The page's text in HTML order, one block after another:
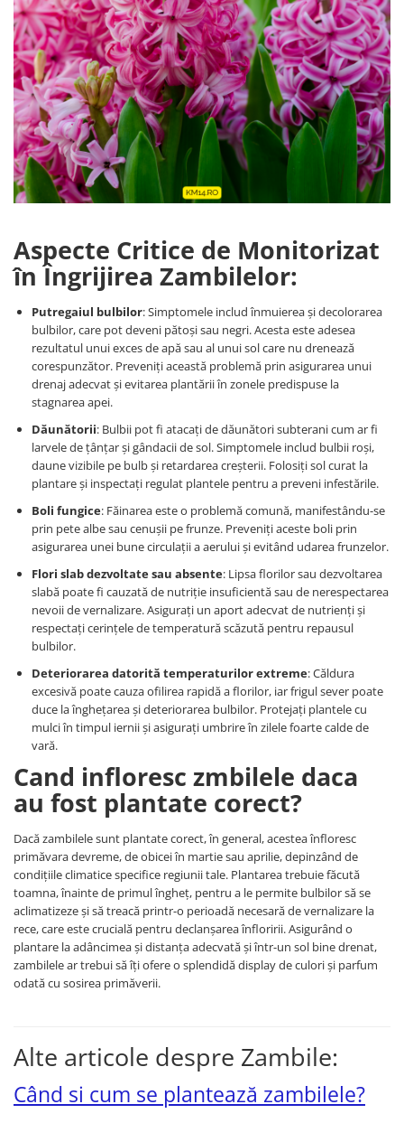
Aspecte Critice de Monitorizat
în Îngrijirea Zambilelor:
Putregaiul bulbilor: Simptomele includ înmuierea și decolorarea
bulbilor, care pot deveni pătoși sau negri. Acesta este adesea
rezultatul unui exces de apă sau al unui sol care nu drenează
corespunzător. Preveniți această problemă prin asigurarea unui
drenaj adecvat și evitarea plantării în zonele predispuse la
stagnarea apei.
Dăunătorii: Bulbii pot fi atacați de dăunători subterani cum ar fi
larvele de țânțar și gândacii de sol. Simptomele includ bulbii roși,
daune vizibile pe bulb și retardarea creșterii. Folosiți sol curat la
plantare și inspectați regulat plantele pentru a preveni infestările.
Boli fungice: Făinarea este o problemă comună, manifestându-se
prin pete albe sau cenușii pe frunze. Preveniți aceste boli prin
asigurarea unei bune circulații a aerului și evitând udarea frunzelor.
Flori slab dezvoltate sau absente: Lipsa florilor sau dezvoltarea
slabă poate fi cauzată de nutriție insuficientă sau de nerespectarea
nevoii de vernalizare. Asigurați un aport adecvat de nutrienți și
respectați cerințele de temperatură scăzută pentru repausul
bulbilor.
Deteriorarea datorită temperaturilor extreme: Căldura
excesivă poate cauza ofilirea rapidă a florilor, iar frigul sever poate
duce la înghețarea și deteriorarea bulbilor. Protejați plantele cu
mulci în timpul iernii și asigurați umbrire în zilele foarte calde de
vară.
Cand infloresc zmbilele daca
au fost plantate corect?
Dacă zambilele sunt plantate corect, în general, acestea înfloresc
primăvara devreme, de obicei în martie sau aprilie, depinzând de
condițiile climatice specifice regiunii tale. Plantarea trebuie făcută
toamna, înainte de primul îngheț, pentru a le permite bulbilor să se
aclimatizeze și să treacă printr-o perioadă necesară de vernalizare la
rece, care este crucială pentru declanșarea înfloririi. Asigurând o
plantare la adâncimea și distanța adecvată și într-un sol bine drenat,
zambilele ar trebui să îți ofere o splendidă display de culori și parfum
odată cu sosirea primăverii.
Alte articole despre Zambile:
Când si cum se plantează zambilele?